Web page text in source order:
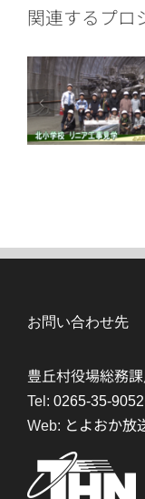
関連するプロ
お問い合わせ先
豊丘村役場総務
Tel: 0265-35-9052
Web: とよおか放